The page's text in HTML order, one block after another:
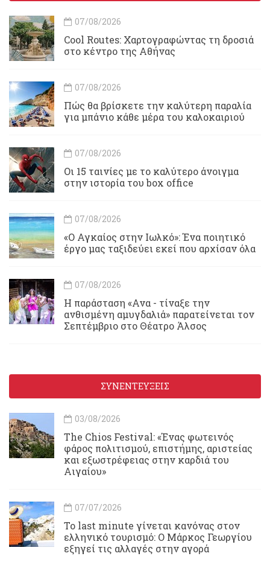
07/08/2026
Cool Routes: Χαρτογραφώντας τη δροσιά
στο κέντρο της Αθήνας
07/08/2026
Πώς θα βρίσκετε την καλύτερη παραλία
για μπάνιο κάθε μέρα του καλοκαιριού
07/08/2026
Οι 15 ταινίες με το καλύτερο άνοιγμα
στην ιστορία του box office
07/08/2026
«Ο Αγκαίος στην Ιωλκό»: Ένα ποιητικό
έργο μας ταξιδεύει εκεί που αρχίσαν όλα
07/08/2026
Η παράσταση «Ανα - τίναξε την
ανθισμένη αμυγδαλιά» παρατείνεται τον
Σεπτέμβριο στο Θέατρο Άλσος
ΣΥΝΕΝΤΕΥΞΕΙΣ
03/08/2026
Τhe Chios Festival: «Ένας φωτεινός
φάρος πολιτισμού, επιστήμης, αριστείας
και εξωστρέφειας στην καρδιά του
Αιγαίου»
07/07/2026
Το last minute γίνεται κανόνας στον
ελληνικό τουρισμό: Ο Μάρκος Γεωργίου
εξηγεί τις αλλαγές στην αγορά